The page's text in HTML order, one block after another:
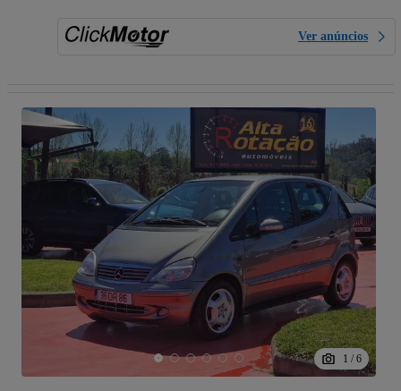
Ver anúncios
1 / 6